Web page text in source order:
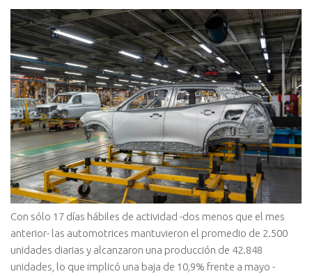
Con sólo 17 días hábiles de actividad -dos menos que el mes
anterior- las automotrices mantuvieron el promedio de 2.500
unidades diarias y alcanzaron una producción de 42.848
unidades, lo que implicó una baja de 10,9% frente a mayo -